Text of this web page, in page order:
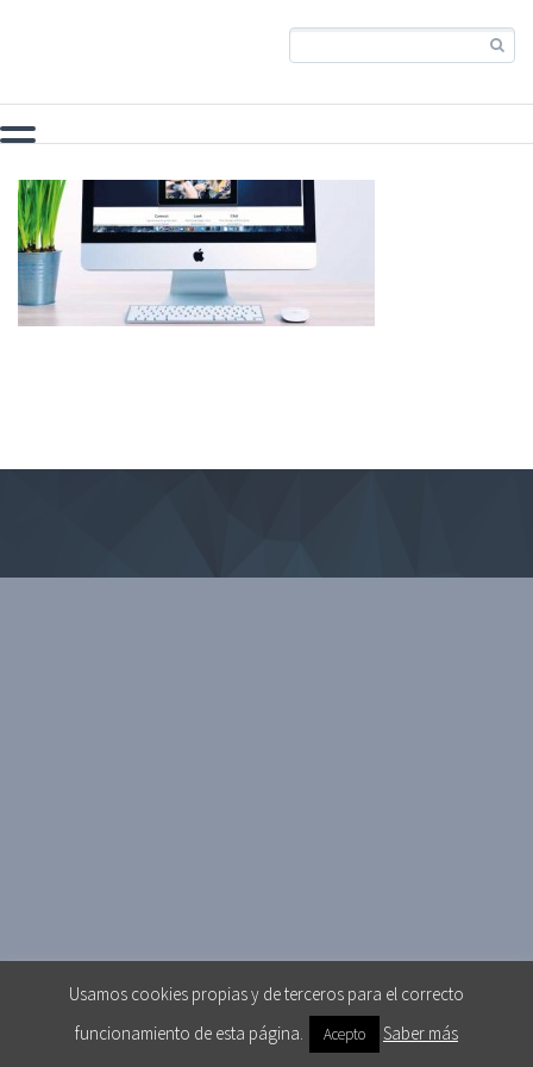
Usamos cookies propias y de terceros para el correcto
funcionamiento de esta página.
Acepto Saber más